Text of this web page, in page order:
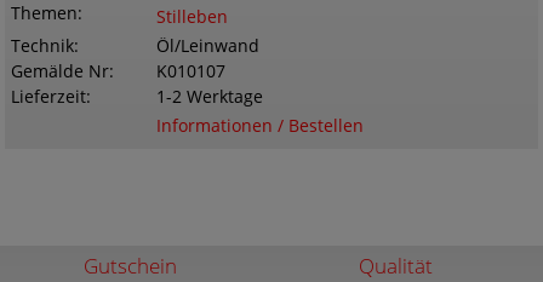
Themen
Stilleben
Technik
Öl/Leinwand
Gemälde Nr
K010107
Lieferzeit
1-2 Werktage
Informationen / Bestellen
Gutschein Qualität